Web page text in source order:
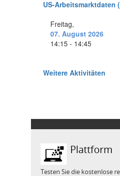
Plattform
Testen Sie die kostenlose